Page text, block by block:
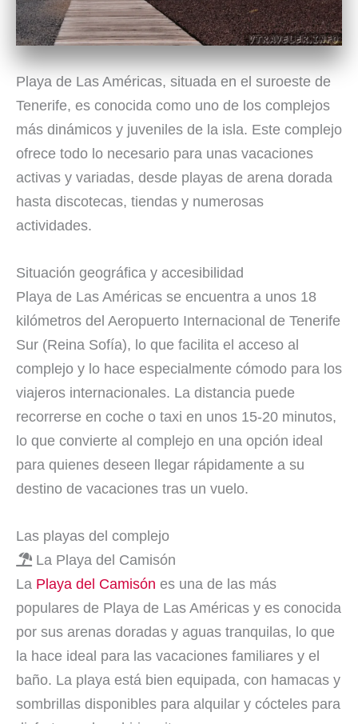
Playa de Las Américas, situada en el suroeste de
Tenerife, es conocida como uno de los complejos
más dinámicos y juveniles de la isla. Este complejo
ofrece todo lo necesario para unas vacaciones
activas y variadas, desde playas de arena dorada
hasta discotecas, tiendas y numerosas
actividades.
Situación geográfica y accesibilidad
Playa de Las Américas se encuentra a unos 18
kilómetros del Aeropuerto Internacional de Tenerife
Sur (Reina Sofía), lo que facilita el acceso al
complejo y lo hace especialmente cómodo para los
viajeros internacionales. La distancia puede
recorrerse en coche o taxi en unos 15-20 minutos,
lo que convierte al complejo en una opción ideal
para quienes deseen llegar rápidamente a su
destino de vacaciones tras un vuelo.
Las playas del complejo
La Playa del Camisón
La Playa del Camisón es una de las más
populares de Playa de Las Américas y es conocida
por sus arenas doradas y aguas tranquilas, lo que
la hace ideal para las vacaciones familiares y el
baño. La playa está bien equipada, con hamacas y
sombrillas disponibles para alquilar y cócteles para